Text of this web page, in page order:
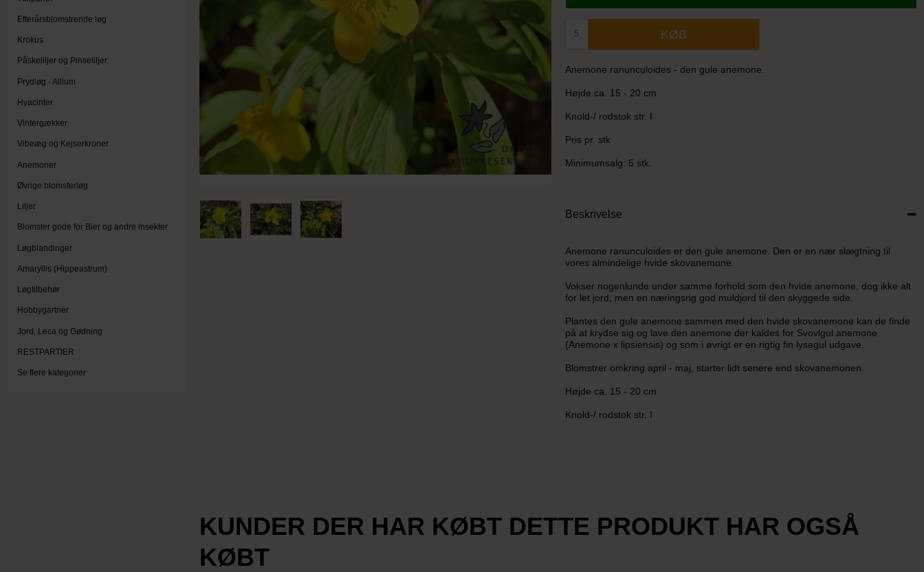
Efterårsblomstrende løg
Krokus
Påskeliljer og Pinseliljer
Prydløg - Allium
Hyacinter
Vintergækker
Vibeæg og Kejserkroner
Anemoner
Øvrige blomsterløg
Liljer
Blomster gode for Bier og andre insekter
Løgblandinger
Amaryllis (Hippeastrum)
Løgtilbehør
Hobbygartner
Jord, Leca og Gødning
RESTPARTIER
Se flere kategorier
KØB
Anemone ranunculoides - den gule anemone.
Højde ca. 15 - 20 cm
Knold-/ rodstok str. I
Pris pr. stk
Minimumsalg: 5 stk.
Beskrivelse
Anemone ranunculoides er den gule anemone. Den er en nær slægtning til
vores almindelige hvide skovanemone.
Vokser nogenlunde under samme forhold som den hvide anemone, dog ikke alt
for let jord, men en næringsrig god muldjord til den skyggede side.
Plantes den gule anemone sammen med den hvide skovanemone kan de finde
på at krydse sig og lave den anemone der kaldes for Svovlgul anemone
(Anemone x lipsiensis) og som i øvrigt er en rigtig fin lysegul udgave.
Blomstrer omkring april - maj, starter lidt senere end skovanemonen.
Højde ca. 15 - 20 cm
Knold-/ rodstok str. I
KUNDER DER HAR KØBT DETTE PRODUKT HAR OGSÅ
KØBT